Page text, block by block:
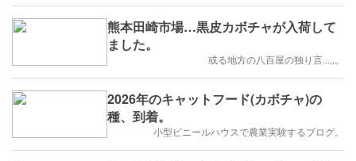
熊本田崎市場…黒皮カボチャが入荷して
ました。
或る地方の八百屋の独り言...,,。
2026年のキャットフード(カボチャ)の
種、到着。
小型ビニールハウスで農業実験するブログ。